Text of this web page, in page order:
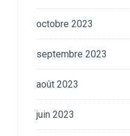
octobre 2023
septembre 2023
août 2023
juin 2023